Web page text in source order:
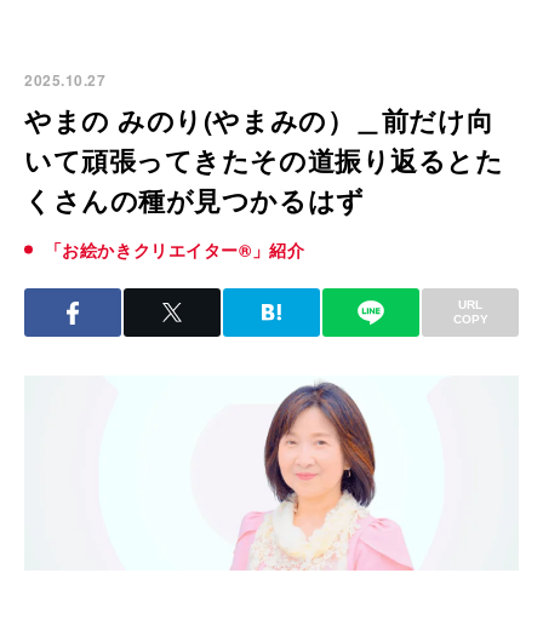
2025.10.27
やまの みのり(やまみの）＿前だけ向
いて頑張ってきたその道振り返るとた
くさんの種が見つかるはず
「お絵かきクリエイター®」紹介
URL
COPY